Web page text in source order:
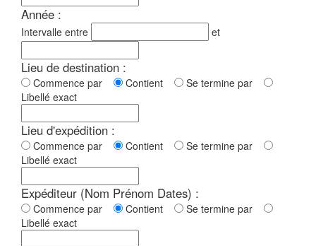
Année :
Intervalle entre et
Lieu de destination :
Commence par Contient
Se termine par
Libellé exact
Lieu d'expédition :
Commence par Contient
Se termine par
Libellé exact
Expéditeur (Nom Prénom Dates) :
Commence par Contient
Se termine par
Libellé exact